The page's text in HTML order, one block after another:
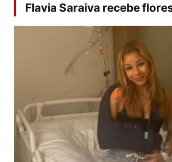
Flavia Saraiva recebe